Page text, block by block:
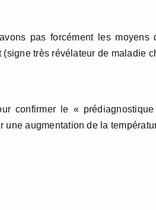
pas forcément les
(signe très révélateur de maladie
confirmer le «
une augmentation de la